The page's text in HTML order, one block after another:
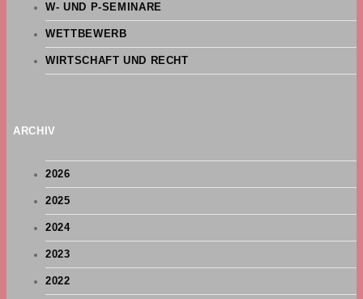
W- UND P-SEMINARE
WETTBEWERB
WIRTSCHAFT UND RECHT
ARCHIV
2026
2025
2024
2023
2022